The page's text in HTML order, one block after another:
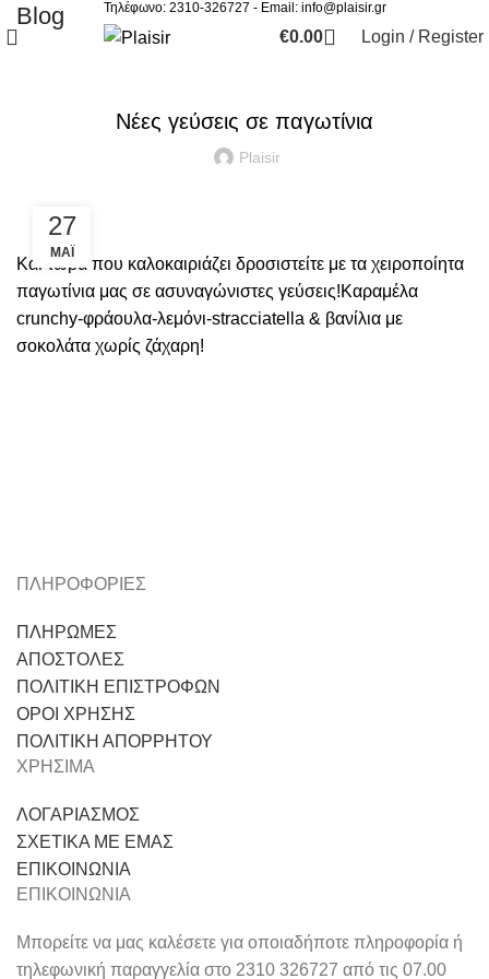
Τηλέφωνο: 2310-326727 - Email: info@plaisir.gr
€0.00 Login / Register
Blog
Νέες γεύσεις σε παγωτίνια
Plaisir
27
ΜΆΙ
Και τώρα που καλοκαιριάζει δροσιστείτε με τα χειροποίητα
παγωτίνια μας σε ασυναγώνιστες γεύσεις!Καραμέλα
crunchy-φράουλα-λεμόνι-stracciatella & βανίλια με
σοκολάτα χωρίς ζάχαρη!
ΠΛΗΡΟΦΟΡΙΕΣ
ΠΛΗΡΩΜΕΣ
ΑΠΟΣΤΟΛΕΣ
ΠΟΛΙΤΙΚΗ ΕΠΙΣΤΡΟΦΩΝ
ΟΡΟΙ ΧΡΗΣΗΣ
ΠΟΛΙΤΙΚΗ ΑΠΟΡΡΗΤΟΥ
ΧΡΗΣΙΜΑ
ΛΟΓΑΡΙΑΣΜΟΣ
ΣΧΕΤΙΚΑ ΜΕ ΕΜΑΣ
ΕΠΙΚΟΙΝΩΝΙΑ
ΕΠΙΚΟΙΝΩΝΙΑ
Μπορείτε να μας καλέσετε για οποιαδήποτε πληροφορία ή
τηλεφωνική παραγγελία στο 2310 326727 από τις 07.00